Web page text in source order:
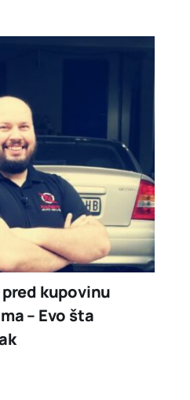
kupovinu
– Evo šta